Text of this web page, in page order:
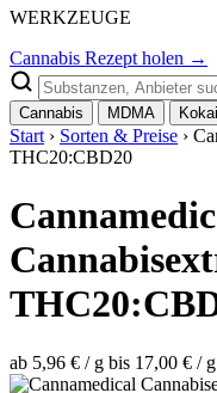
WERKZEUGE
Cannabis Rezept holen →
Cannabis
MDMA
Start › Sorten & Preise ›
THC20:CBD20
ab 5,96 € / g bis 17,00 € / g